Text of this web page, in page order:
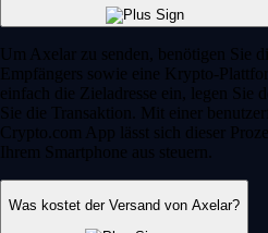
Um Axelar zu senden, benötigen Sie
Empfängers sowie eine Krypto-
einfach die Zieladresse ein, legen Sie
Sie die Transaktion. Mit einer
Crypto.com App lässt sich dieser
Ihrem Smartphone aus steuern.
Was kostet der Versand von Axelar?